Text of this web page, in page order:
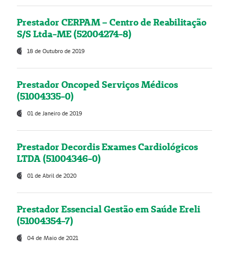
Prestador CERPAM – Centro de Reabilitação
S/S Ltda-ME (52004274-8)
18 de Outubro de 2019
Prestador Oncoped Serviços Médicos
(51004335-0)
01 de Janeiro de 2019
Prestador Decordis Exames Cardiológicos
LTDA (51004346-0)
01 de Abril de 2020
Prestador Essencial Gestão em Saúde Ereli
(51004354-7)
04 de Maio de 2021